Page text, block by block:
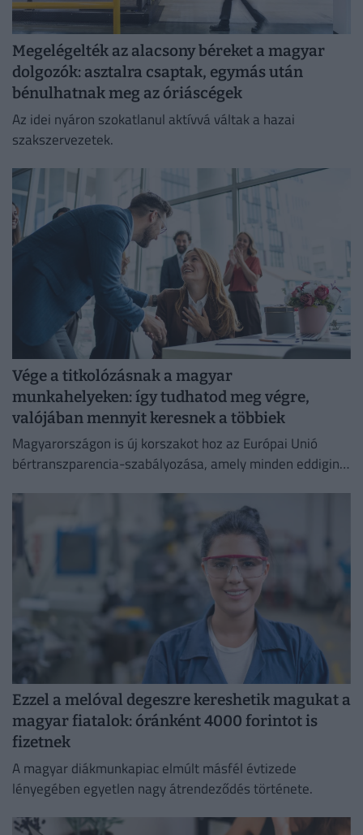
Megelégelték az alacsony béreket a magyar
dolgozók: asztalra csaptak, egymás után
bénulhatnak meg az óriáscégek
Az idei nyáron szokatlanul aktívvá váltak a hazai
szakszervezetek.
Vége a titkolózásnak a magyar
munkahelyeken: így tudhatod meg végre,
valójában mennyit keresnek a többiek
Magyarországon is új korszakot hoz az Európai Unió
bértranszparencia-szabályozása, amely minden eddiginél
Ezzel a melóval degeszre kereshetik magukat a
magyar fiatalok: óránként 4000 forintot is
fizetnek
A magyar diákmunkapiac elmúlt másfél évtizede
lényegében egyetlen nagy átrendeződés története.